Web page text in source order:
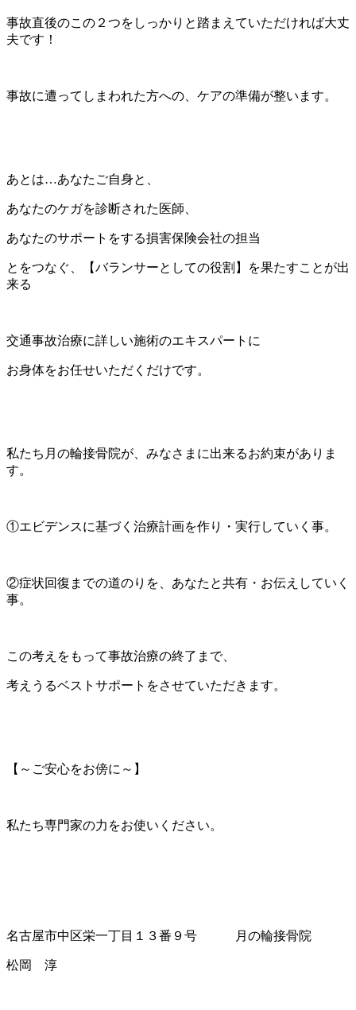
事故直後のこの２つをしっかりと踏まえていただければ大丈
夫です！
事故に遭ってしまわれた方への、ケアの準備が整います。
あとは…あなたご自身と、
あなたのケガを診断された医師、
あなたのサポートをする損害保険会社の担当
とをつなぐ、【バランサーとしての役割】を果たすことが出
来る
交通事故治療に詳しい施術のエキスパートに
お身体をお任せいただくだけです。
私たち月の輪接骨院が、みなさまに出来るお約束がありま
す。
①エビデンスに基づく治療計画を作り・実行していく事。
②症状回復までの道のりを、あなたと共有・お伝えしていく
事。
この考えをもって事故治療の終了まで、
考えうるベストサポートをさせていただきます。
【～ご安心をお傍に～】
私たち専門家の力をお使いください。
名古屋市中区栄一丁目１３番９号 月の輪接骨院
松岡 淳